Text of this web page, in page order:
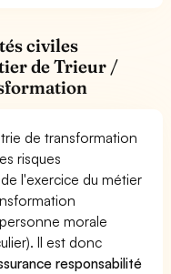
civiles
de Trieur /
de transformation
risques
l'exercice du métier
morale
Il est donc
responsabilité